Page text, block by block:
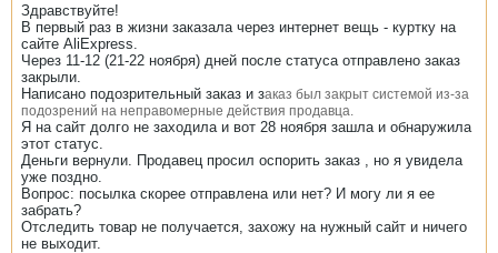
Здравствуйте!
В первый раз в жизни заказала через интернет вещь - куртку на
сайте AliExpress.
Через 11-12 (21-22 ноября) дней после статуса отправлено заказ
закрыли.
Написано подозрительный заказ и заказ был закрыт системой из-за
подозрений на неправомерные действия продавца.
Я на сайт долго не заходила и вот 28 ноября зашла и обнаружила
этот статус.
Деньги вернули. Продавец просил оспорить заказ , но я увидела
уже поздно.
Вопрос: посылка скорее отправлена или нет? И могу ли я ее
забрать?
Отследить товар не получается, захожу на нужный сайт и ничего
не выходит.